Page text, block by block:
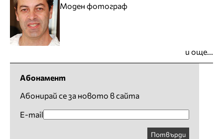
Моден фотограф
и още...
Абонамент
Абонирай се за новото в сайта
E-mail
Потвърди